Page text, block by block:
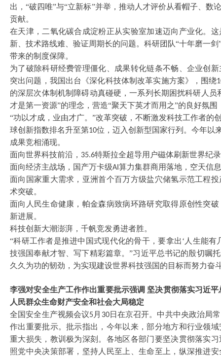
出，“破四唯”与“立新标”并举，推动人才评价从看帽子、数
贡献。
在天津，二氧化碳合成淀粉正从实验室加速迈向产业化。
新、技术路线难、验证周期长的问题。科研团队“十年磨一
带来的制度保障。
为了破除科研经费管理僵化、成果转化链条不畅、企业创
突出问题，我国出台《深化科技体制改革实施方案》，围绕
的深层次体制机制障碍动真碰硬，一系列长期困扰科研人
才是第一资源”的理念，营造“聚天下英才而用之”的良好氛
“功以才成，业由才广。”改革突破，不断激发科技工作者的
球创新指数排名升至第10位，迈入创新型国家行列。今年以
成果竞相涌现。
面向世界科技前沿， 35.6特斯拉全超导用户磁体刷新世界纪
面向经济主战场，国产万卡级AI 算力集群商用落地，空天信
面向国家重大需求，亚洲首个百万方级盐穴储氢示范工程
术突破。
面向人民生命健康，帕金森病致病环路研究取得原创性突
新进展。
科技创新大潮澎湃，千帆竞发勇进者胜。
“科研工作者是推进中国式现代化的骨干，要拿出‘人生能
技强国奉献才智、写下精彩篇章。”习近平总书记的殷切嘱
久久为功的韧劲，为实现建设世界科技强国的目标而努力奋
李强对安全生产工作作出重要批示强调 坚决贯彻落实习近
人民群众生命财产安全和社会大局稳定
全国安全生产视频会议5月 30日在京召开。中共中央政治局
作出重要批示。批示指出，今年以来，部分地方和行业领
重大损失，教训极为深刻。各地区各部门要坚决贯彻落实
照党中央决策部署，坚持人民至上、生命至上，纵深推进